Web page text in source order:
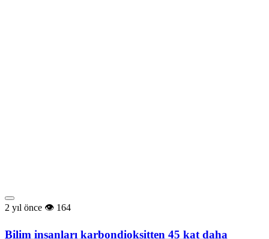
2 yıl önce 164
Bilim insanları karbondioksitten 45 kat daha